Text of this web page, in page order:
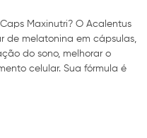
Maxinutri? O Acalentus
de melatonina em cápsulas,
do sono, melhorar o
celular. Sua fórmula é